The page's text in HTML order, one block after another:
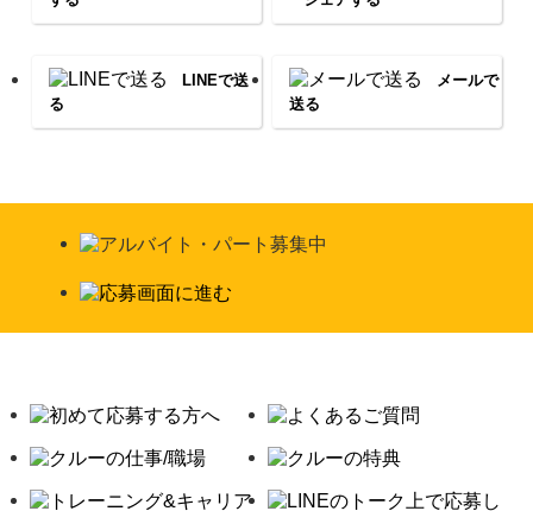
LINEで送
る
メールで
送る